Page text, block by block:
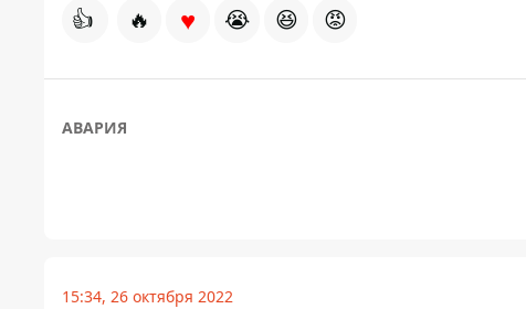
👍 🔥 ♥ 😭 😆 😡
АВАРИЯ
15:34, 26 октября 2022